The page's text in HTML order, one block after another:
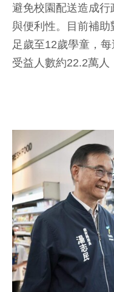
避免校園配送造成
與便利性。目前補
足歲至12歲學童，
受益人數約22.2萬人